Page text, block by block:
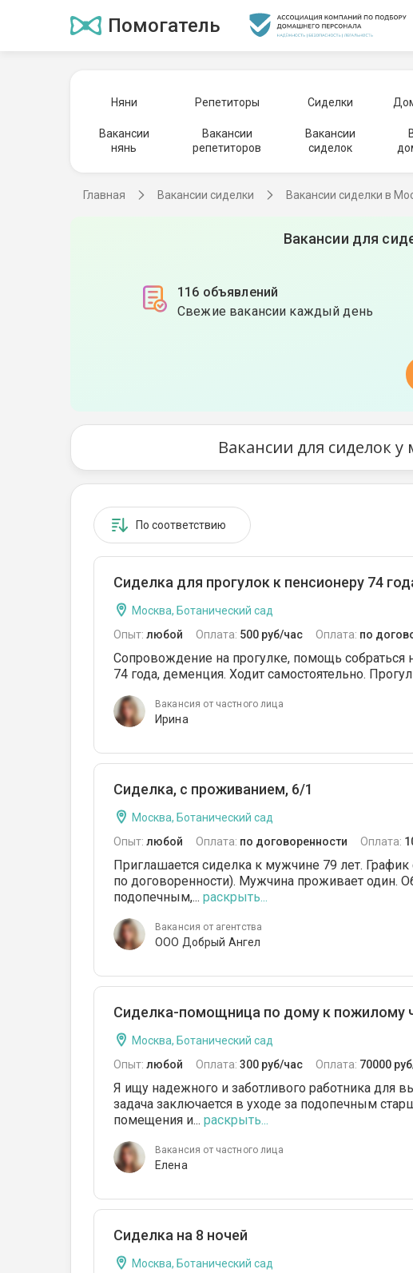
Помогатель
Няни Репетиторы Сиделки
Вакансии
нянь
Вакансии
репетиторов
Вакансии
сиделок
Главная Вакансии сиделки Вакансии сиделки в
Вакансии для
116 объявлений
Свежие вакансии каждый день
Вакансии для сиделок
По соответствию
Сиделка для прогулок к пенсионеру 74
Москва, Ботанический сад
Опыт: любой Оплата: 500 руб/час Оплата: по
Сопровождение на прогулке, помощь собраться
74 года, деменция. Ходит самостоятельно.
Вакансия от частного лица
Ирина
Сиделка, с проживанием, 6/1
Москва, Ботанический сад
Опыт: любой Оплата: по договоренности Оплата:
Приглашается сиделка к мужчине 79 лет.
по договоренности). Мужчина проживает один.
подопечным,... раскрыть...
Вакансия от агентства
ООО Добрый Ангел
Сиделка-помощница по дому к пожилому
Москва, Ботанический сад
Опыт: любой Оплата: 300 руб/час Оплата: 70000
Я ищу надежного и заботливого работника для
задача заключается в уходе за подопечным
помещения и... раскрыть...
Вакансия от частного лица
Елена
Сиделка на 8 ночей
Москва, Ботанический сад